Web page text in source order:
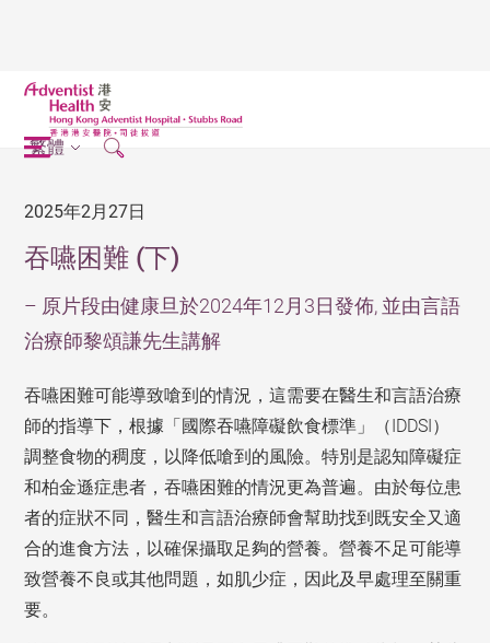
繁體
2025年2月27日
吞嚥困難 (下)
– 原片段由健康旦於2024年12月3日發佈, 並由言語
治療師黎頌謙先生講解
吞嚥困難可能導致嗆到的情況，這需要在醫生和言語治療
師的指導下，根據「國際吞嚥障礙飲食標準」（IDDSI）
調整食物的稠度，以降低嗆到的風險。特別是認知障礙症
和柏金遜症患者，吞嚥困難的情況更為普遍。由於每位患
者的症狀不同，醫生和言語治療師會幫助找到既安全又適
合的進食方法，以確保攝取足夠的營養。營養不足可能導
致營養不良或其他問題，如肌少症，因此及早處理至關重
要。